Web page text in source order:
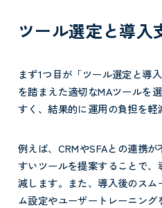
ツール選定と導入
まず1つ目が「ツール選定と導入
を踏まえた適切なMAツールを
すく、結果的に運用の負担を軽
例えば、CRMやSFAとの連携
すいツールを提案することで
減します。また、導入後のス
ム設定やユーザートレーニン